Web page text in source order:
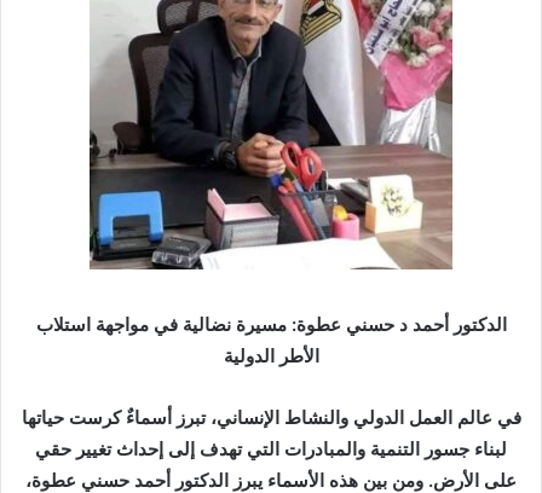
ر
ي
د
ا
إ
ل
ت
ر
و
ي
الدكتور أحمد د حسني عطوة: مسيرة نضالية في مواجهة استلاب
الأطر الدولية
في عالم العمل الدولي والنشاط الإنساني، تبرز أسماءٌ كرست حياتها
لبناء جسور التنمية والمبادرات التي تهدف إلى إحداث تغيير حقي
على الأرض. ومن بين هذه الأسماء يبرز الدكتور أحمد حسني عطوة،